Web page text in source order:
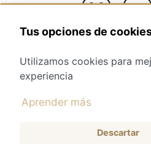
Tus opciones de
Utilizamos cookies para
experiencia
Aprender más
Descartar
(opens in a new